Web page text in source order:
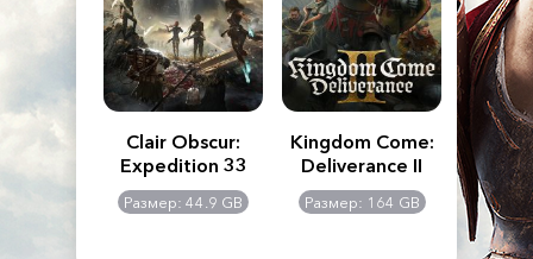
Creed
Clair Obscur:
Expedition 33
Размер: 44.9 GB
Kingdom Come:
Deliverance II
Размер: 164 GB
The